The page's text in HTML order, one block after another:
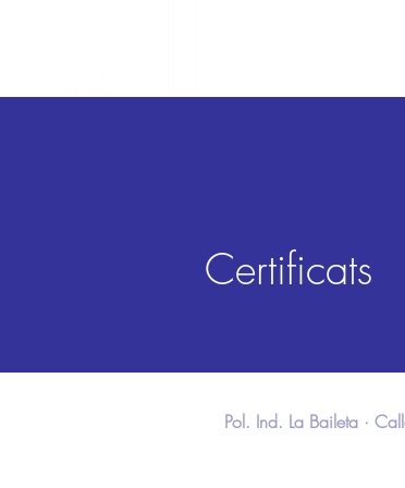
Certificats
Pol. Ind. La Baileta ·